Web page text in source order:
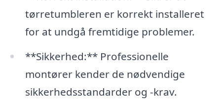
tørretumbleren er korrekt installeret
for at undgå fremtidige problemer.
**Sikkerhed:** Professionelle
montører kender de nødvendige
sikkerhedsstandarder og -krav.